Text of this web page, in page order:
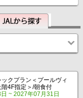
ックプラン＜プールヴィ
4F指定＞/朝食付
~ 2027年07月31日